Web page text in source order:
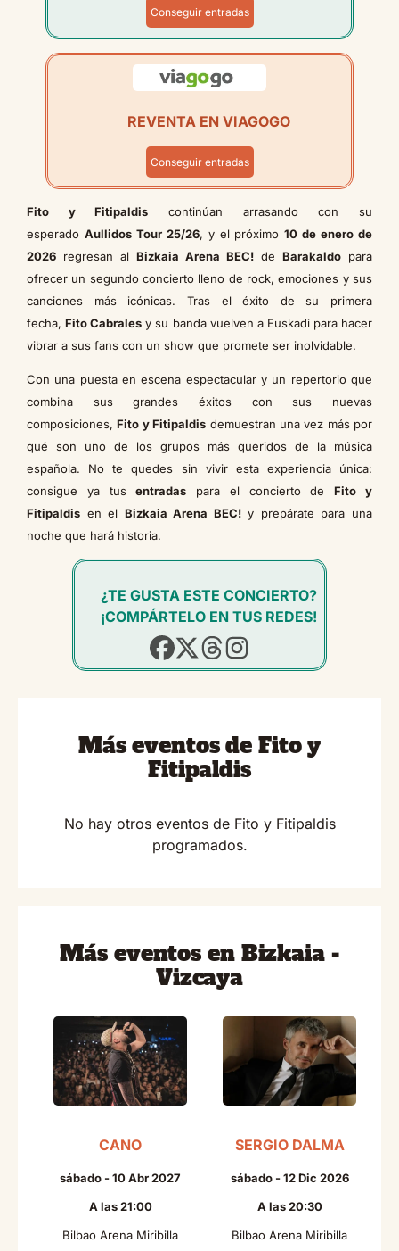
Conseguir entradas
REVENTA EN VIAGOGO
Conseguir entradas
Fito y Fitipaldis continúan arrasando con su
esperado Aullidos Tour 25/26, y el próximo10 de enero de
2026 regresan al Bizkaia Arena BEC! de Barakaldo para
ofrecer un segundo concierto lleno de rock, emociones y sus
canciones más icónicas. Tras el éxito de su primera
fecha,Fito Cabrales y su banda vuelven a Euskadi para hacer
vibrar a sus fans con un show que promete ser inolvidable.
Con una puesta en escena espectacular y un repertorio que
combina sus grandes éxitos con sus nuevas
composiciones,Fito y Fitipaldis demuestran una vez más por
qué son uno de los grupos más queridos de la música
española. No te quedes sin vivir esta experiencia única:
consigue ya tusentradas para el concierto deFito y
Fitipaldis en el Bizkaia Arena BEC!y prepárate para una
noche que hará historia.
¿TE GUSTA ESTE CONCIERTO?
¡COMPÁRTELO EN TUS REDES!
Más eventos de Fito y
Fitipaldis
No hay otros eventos de Fito y Fitipaldis
programados.
Más eventos en Bizkaia -
Vizcaya
CANO
sábado - 10 Abr 2027
A las 21:00
Bilbao Arena Miribilla
SERGIO DALMA
sábado - 12 Dic 2026
A las 20:30
Bilbao Arena Miribilla